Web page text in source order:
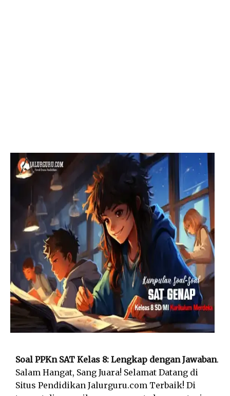
Soal PPKn SAT Kelas 8: Lengkap dengan Jawaban.
Salam Hangat, Sang Juara! Selamat Datang di
Situs Pendidikan Jalurguru.com Terbaik! Di